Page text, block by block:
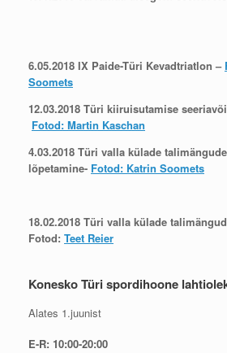
6.05.2018 IX Paide-Türi Kevadtriatlon –
Soomets
12.03.2018 Türi kiiruisutamise
Fotod: Martin Kaschan
4.03.2018 Türi valla külade
lõpetamine- Fotod: Katrin Soomets
18.02.2018 Türi valla külade
Fotod: Teet Reier
Konesko Türi spordihoone
Alates 1.juunist
E-R: 10:00-20:00